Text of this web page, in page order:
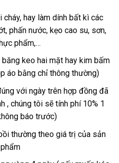
hay làm dính bất kì các
phấn nước, kẹo cao su, sơn,
phẩm,…
keo hai mặt hay kim bấm
áo bằng chỉ thông thường)
với ngày trên hợp đồng đã
, chúng tôi sẽ tính phí 10% 1
báo trước)
thường theo giá trị của sản
phẩm